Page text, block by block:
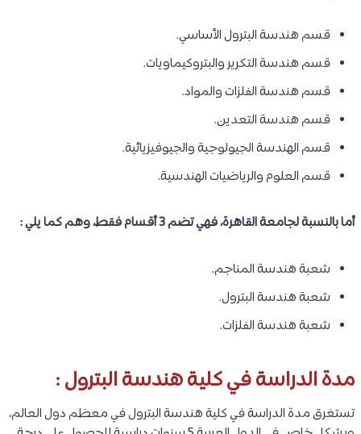
قسم هندسة البترول الأساسي.
قسم هندسة التكرير والبتروكيماويات.
قسم هندسة الفلزات والمواد.
قسم هندسة التعدين.
قسم الهندسة الجيولوجية والجيوفيزيائية.
قسم العلوم والرياضيات الهندسية.
أما بالنسبة لجامعة القاهرة، فهي تضم 3 أقسام فقط، وهم كما يلي :
شعبة هندسة المناجم.
شعبة هندسة البترول.
شعبة هندسة الفلزات.
مدة الدراسة في كلية هندسة البترول :
تستغرق مدة الدراسة في كلية هندسة البترول في معظم دول العالم،